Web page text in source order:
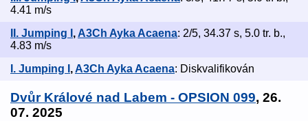
4.41 m/s
II. Jumping I , A3Ch Ayka Acaena: 2/5, 34.37 s, 5.0 tr. b.,
4.83 m/s
I. Jumping I ,A3Ch Ayka Acaena: Diskvalifikován
Dvůr Králové nad Labem - OPSION 099, 26.
07. 2025